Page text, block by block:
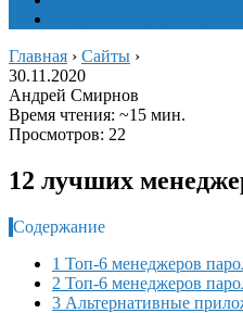
Главная › Сайты ›
30.11.2020
Андрей Смирнов
Время чтения: ~15 мин.
Просмотров: 22
12 лучших
Содержание
1 Топ-6 менеджеров
2 Топ-6 менеджеров
3 Альтернативные